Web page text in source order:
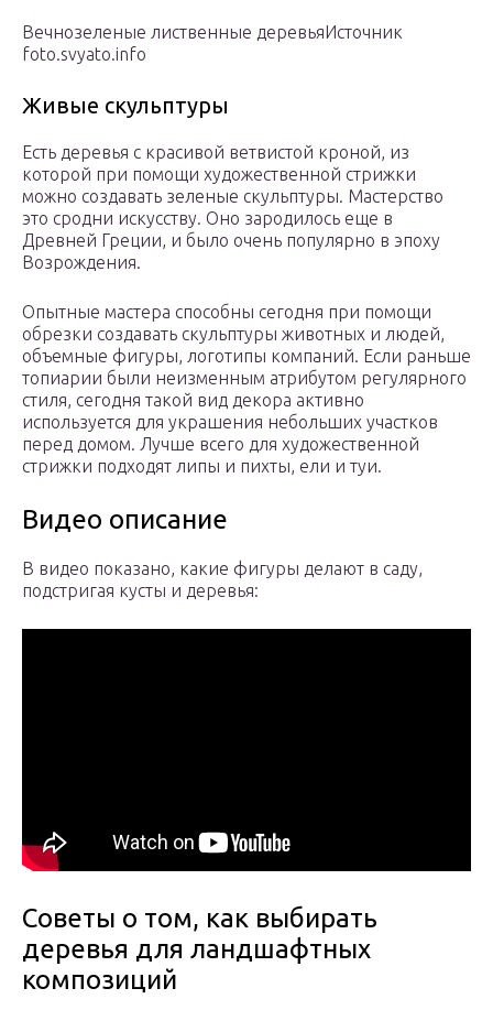
Вечнозеленые лиственные деревьяИсточник
foto.svyato.info
Живые скульптуры
Есть деревья с красивой ветвистой кроной, из
которой при помощи художественной стрижки
можно создавать зеленые скульптуры. Мастерство
это сродни искусству. Оно зародилось еще в
Древней Греции, и было очень популярно в эпоху
Возрождения.
Опытные мастера способны сегодня при помощи
обрезки создавать скульптуры животных и людей,
объемные фигуры, логотипы компаний. Если раньше
топиарии были неизменным атрибутом регулярного
стиля, сегодня такой вид декора активно
используется для украшения небольших участков
перед домом. Лучше всего для художественной
стрижки подходят липы и пихты, ели и туи.
Видео описание
В видео показано, какие фигуры делают в саду,
подстригая кусты и деревья:
Советы о том, как выбирать
деревья для ландшафтных
композиций